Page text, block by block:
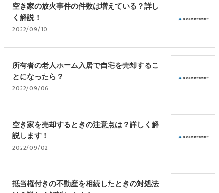
空き家の放火事件の件数は増えている？詳し
く解説！
2022/09/10
所有者の老人ホーム入居で自宅を売却するこ
とになったら？
2022/09/06
空き家を売却するときの注意点は？詳しく解
説します！
2022/09/02
抵当権付きの不動産を相続したときの対処法